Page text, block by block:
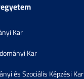
Kar
Kar
és Szociális Képzési Kar